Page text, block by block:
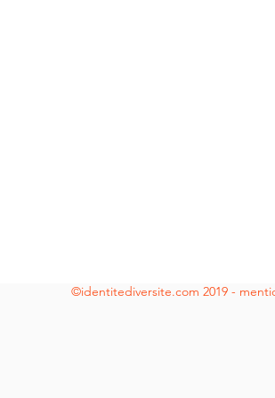
Diversité et Dialogue Intérieur par
©identitediversite.com 2019 -